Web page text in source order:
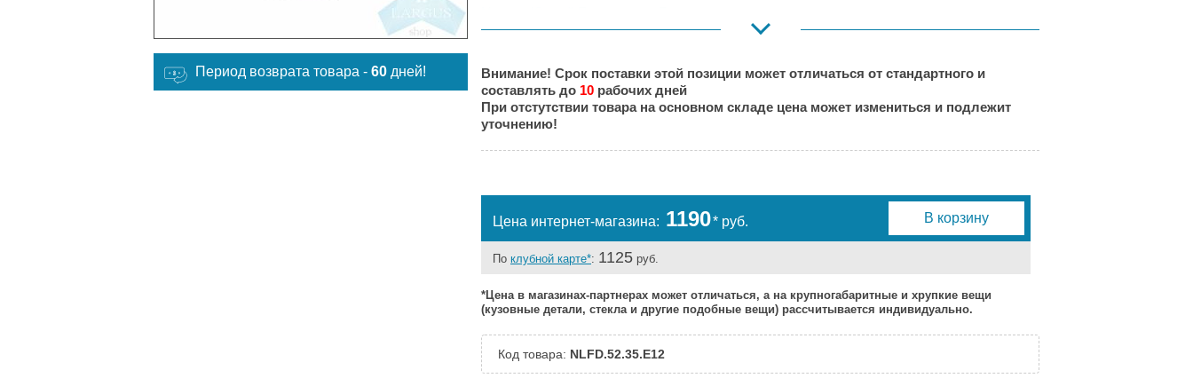
Период возврата товара - 60 дней!
Великий Новгород:
Под заказ
Нальчик:
Под заказ
Самара:
Под заказ
Тверь:
Внимание! Срок поставки этой позиции может отличаться от стандартного и
составлять до 10 рабочих дней
При отстутствии товара на основном складе цена может измениться и подлежит
уточнению!
Цена интернет-магазина: 1190* руб. В корзину
По клубной карте*: 1125 руб.
*Цена в магазинах-партнерах может отличаться, а на крупногабаритные и хрупкие вещи
(кузовные детали, стекла и другие подобные вещи) рассчитывается индивидуально.
Код товара: NLFD.52.35.E12